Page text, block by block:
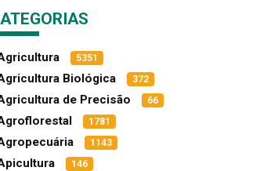
5351
Biológica 372
de Precisão 66
1781
1143
146